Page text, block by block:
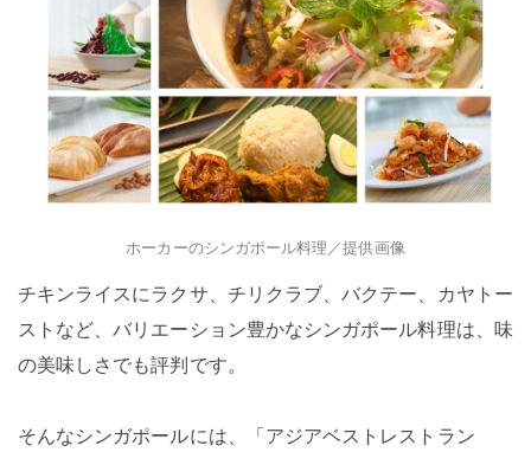
ホーカーのシンガポール料理／提供画像
チキンライスにラクサ、チリクラブ、バクテー、カヤトー
ストなど、バリエーション豊かなシンガポール料理は、味
の美味しさでも評判です。
そんなシンガポールには、「アジアベストレストラン